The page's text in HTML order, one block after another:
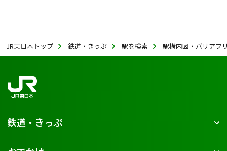
JR東日本トップ 鉄道・きっぷ 駅を検索 駅構内図・バリアフ
鉄道・きっぷ